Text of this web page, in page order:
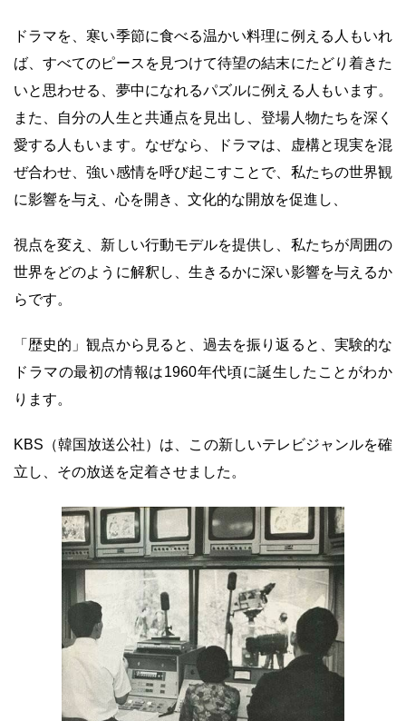
ドラマを、寒い季節に食べる温かい料理に例える人もいれ
ば、すべてのピースを見つけて待望の結末にたどり着きた
いと思わせる、夢中になれるパズルに例える人もいます。
また、自分の人生と共通点を見出し、登場人物たちを深く
愛する人もいます。なぜなら、ドラマは、虚構と現実を混
ぜ合わせ、強い感情を呼び起こすことで、私たちの世界観
に影響を与え、心を開き、文化的な開放を促進し、
視点を変え、新しい行動モデルを提供し、私たちが周囲の
世界をどのように解釈し、生きるかに深い影響を与えるか
らです。
「歴史的」観点から見ると、過去を振り返ると、実験的な
ドラマの最初の情報は1960年代頃に誕生したことがわか
ります。
KBS（韓国放送公社）は、この新しいテレビジャンルを確
立し、その放送を定着させました。